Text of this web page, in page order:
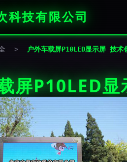
科技有限公司
> 户外车载屏P10LED显示屏 技术
屏P10LED